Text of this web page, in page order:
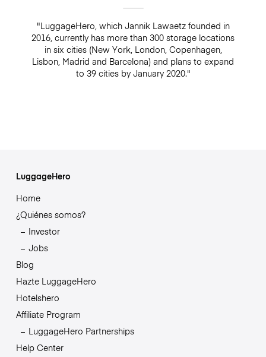
"LuggageHero, which Jannik Lawaetz founded in
2016, currently has more than 300 storage locations
in six cities (New York, London, Copenhagen,
Lisbon, Madrid and Barcelona) and plans to expand
to 39 cities by January 2020."
LuggageHero
Home
¿Quiénes somos?
Investor
Jobs
Blog
Hazte LuggageHero
Hotelshero
Affiliate Program
LuggageHero Partnerships
Help Center